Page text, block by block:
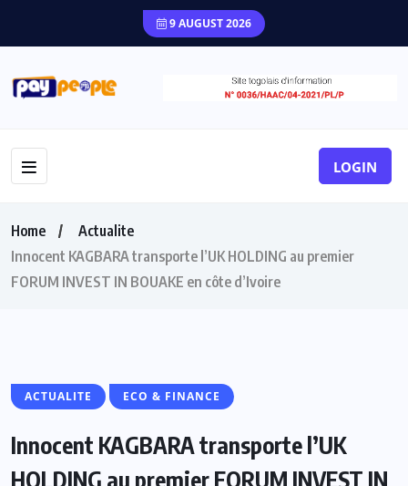
9 AUGUST 2026
LOGIN
Home
Actualite
Innocent KAGBARA transporte l’UK HOLDING au premier
FORUM INVEST IN BOUAKE en côte d’Ivoire
ACTUALITE ECO & FINANCE
Innocent KAGBARA transporte l’UK
HOLDING au premier FORUM INVEST IN